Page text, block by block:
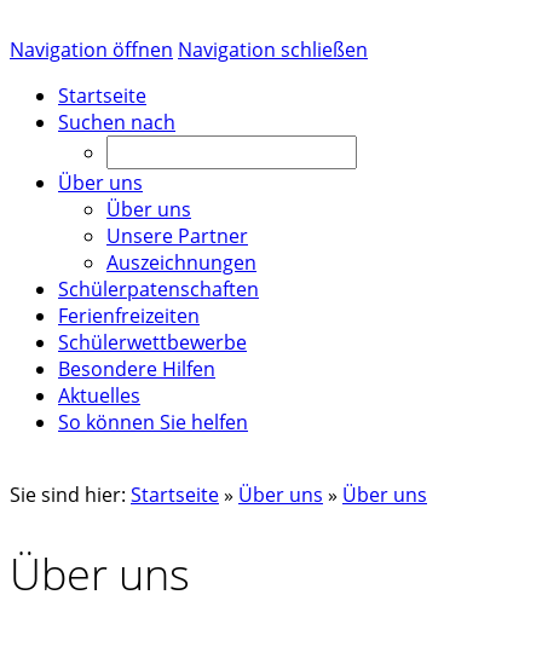
Navigation öffnen Navigation schließen
Startseite
Suchen nach
Über uns
Über uns
Unsere Partner
Auszeichnungen
Schülerpatenschaften
Ferienfreizeiten
Schülerwettbewerbe
Besondere Hilfen
Aktuelles
So können Sie helfen
Sie sind hier: Startseite» Über uns » Über uns
Über uns